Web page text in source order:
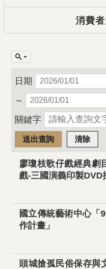
消費
日期
～
關鍵字
廖瓊枝歌仔戲經典劇
戲-三國演義印製DVD
國立傳統藝術中心「
作計畫」
頭城搶孤民俗保存與